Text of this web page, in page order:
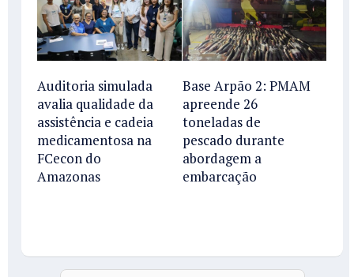
Auditoria simulada
avalia qualidade da
assistência e cadeia
medicamentosa na
FCecon do
Amazonas
Base Arpão 2: PMAM
apreende 26
toneladas de
pescado durante
abordagem a
embarcação